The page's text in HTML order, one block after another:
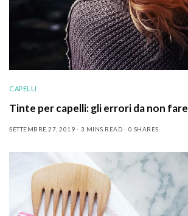
CAPELLI
Tinte per capelli: gli errori da non fare
SETTEMBRE 27, 2019 3 MINS READ 0 SHARES